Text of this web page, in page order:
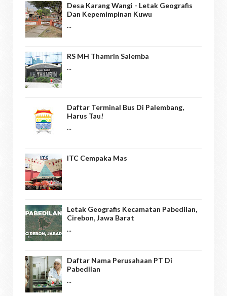
Desa Karang Wangi - Letak Geografis
Dan Kepemimpinan Kuwu
...
RS MH Thamrin Salemba
...
Daftar Terminal Bus Di Palembang,
Harus Tau!
...
ITC Cempaka Mas
Letak Geografis Kecamatan Pabedilan,
Cirebon, Jawa Barat
...
Daftar Nama Perusahaan PT Di
Pabedilan
...